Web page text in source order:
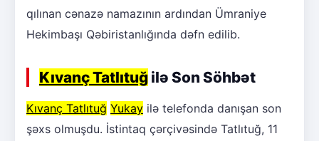
qılınan cənazə namazının ardından Ümraniye
Hekimbaşı Qəbiristanlığında dəfn edilib.
Kıvanç Tatlıtuğ ilə Son Söhbət
Kıvanç Tatlıtuğ Yukay ilə telefonda danışan son
şəxs olmuşdu. İstintaq çərçivəsində Tatlıtuğ, 11